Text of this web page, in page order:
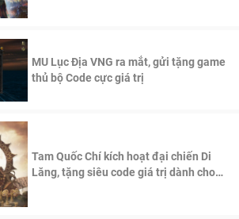
MU Lục Địa VNG ra mắt, gửi tặng game
thủ bộ Code cực giá trị
Tam Quốc Chí kích hoạt đại chiến Di
Lăng, tặng siêu code giá trị dành cho